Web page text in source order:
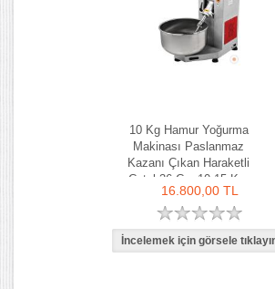
10 Kg Hamur Yoğurma
Makinası Paslanmaz
Kazanı Çıkan Haraketli
Çatal 36 Cm 10-15 Kg-
Ozay Makina
16.800,00 TL